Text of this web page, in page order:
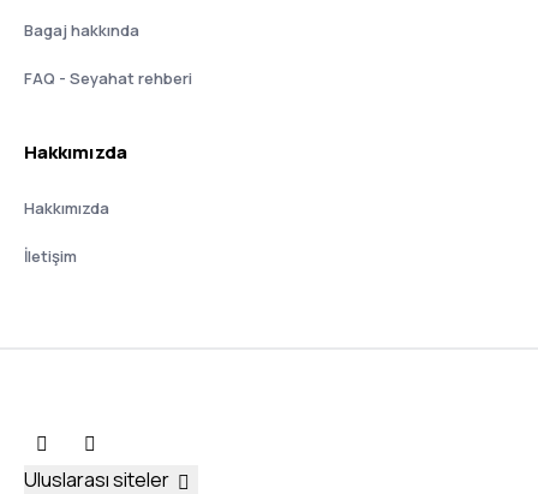
Bagaj hakkında
FAQ - Seyahat rehberi
Hakkımızda
Hakkımızda
İletişim
Uluslarası siteler